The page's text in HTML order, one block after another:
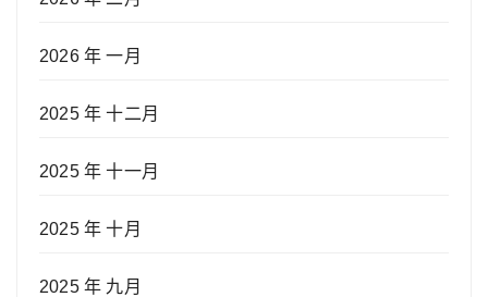
2026 年 一月
2025 年 十二月
2025 年 十一月
2025 年 十月
2025 年 九月